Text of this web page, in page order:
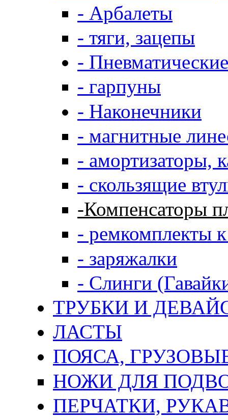
- Арбалеты
- тяги, зацепы
-
- гарпуны
- Наконечники
- магнитные
- амортизаторы,
- скользящие
-Компенсаторы
- ремкомплекты
- заряжалки
- Слинги
ТРУБКИ И
ЛАСТЫ
ПОЯСА,
НОЖИ ДЛЯ
ПЕРЧАТКИ,